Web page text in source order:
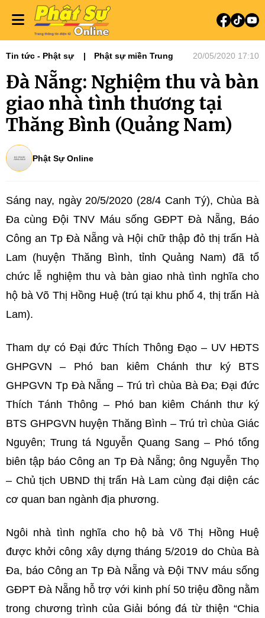
Tin tức - Phật sự Phật sự miền Trung 20/05/2020 17:10
Đà Nẵng: Nghiệm thu và bàn
giao nhà tình thương tại
Thăng Bình (Quảng Nam)
Phật Sự Online
Sáng nay, ngày 20/5/2020 (28/4 Canh Tý), Chùa Bà
Đa cùng Đội TNV Máu sống GĐPT Đà Nẵng, Báo
Công an Tp Đà Nẵng và Hội chữ thập đỏ thị trấn Hà
Lam (huyện Thăng Bình, tỉnh Quảng Nam) đã tổ
chức lễ nghiệm thu và bàn giao nhà tình nghĩa cho
hộ bà Võ Thị Hồng Huệ (trú tại khu phố 4, thị trấn Hà
Lam).
Tham dự có Đại đức Thích Thông Đạo – UV HĐTS
GHPGVN – Phó ban kiêm Chánh thư ký BTS
GHPGVN Tp Đà Nẵng – Trú trì chùa Bà Đa; Đại đức
Thích Tánh Thông – Phó ban kiêm Chánh thư ký
BTS GHPGVN huyện Thăng Bình – Trú trì chùa Giác
Nguyên; Trung tá Nguyễn Quang Sang – Phó tổng
biên tập báo Công an Tp Đà Nẵng; ông Nguyễn Thọ
– Chủ tịch UBND thị trấn Hà Lam cùng đại diện các
cơ quan ban ngành địa phương.
Ngôi nhà tình nghĩa cho hộ bà Võ Thị Hồng Huệ
được khởi công xây dựng tháng 5/2019 do Chùa Bà
Đa, báo Công an Tp Đà Nẵng và Đội TNV máu sống
GĐPT Đà Nẵng hỗ trợ với kinh phí 50 triệu đồng nằm
trong chương trình của Giải bóng đá từ thiện “Chia